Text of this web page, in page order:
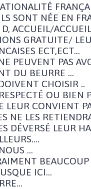
SONT NÉE EN
D, ACCUEIL/
GRATUITE/
ECT,ECT...
PEUVENT PAS
DU BEURRE ...
CHOISIR ..
OU BIEN
LEUR CONVIENT
NE LES
DÉVERSÉ LEUR
...
ICI...